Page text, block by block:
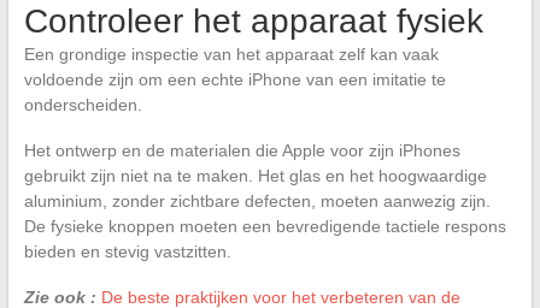
Controleer het apparaat fysiek
Een grondige inspectie van het apparaat zelf kan vaak
voldoende zijn om een echte iPhone van een imitatie te
onderscheiden.
Het ontwerp en de materialen die Apple voor zijn iPhones
gebruikt zijn niet na te maken. Het glas en het hoogwaardige
aluminium, zonder zichtbare defecten, moeten aanwezig zijn.
De fysieke knoppen moeten een bevredigende tactiele respons
bieden en stevig vastzitten.
Zie ook : De beste praktijken voor het verbeteren van de